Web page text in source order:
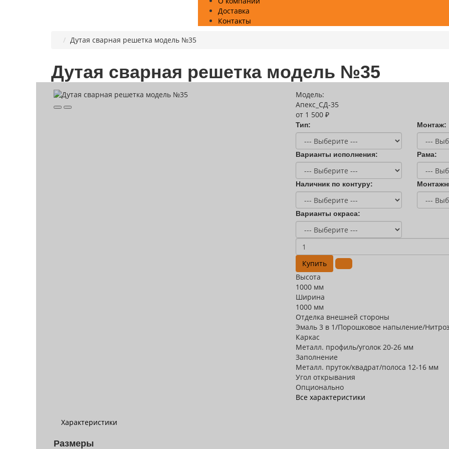
Доставка
Контакты
Дутая сварная решетка модель №35
Дутая сварная решетка модель №35
Модель:
Апекс_СД-35
от 1 500 ₽
Тип: Монтаж:
Варианты исполнения: Рама:
Наличник по контуру:
Варианты окраса:
Купить
Высота
1000 мм
Ширина
1000 мм
Отделка внешней стороны
Эмаль 3 в 1/Порошковое напыление/
Каркас
Металл. профиль/уголок 20-26 мм
Заполнение
Металл. пруток/квадрат/полоса 12-16 мм
Угол открывания
Опционально
Все характеристики
Характеристики
Размеры